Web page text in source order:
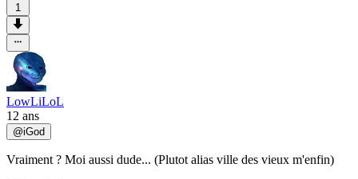
1
LowLiLoL
12 ans
@iGod
Vraiment ? Moi aussi dude... (Plutot alias ville des vieux m'enfin)